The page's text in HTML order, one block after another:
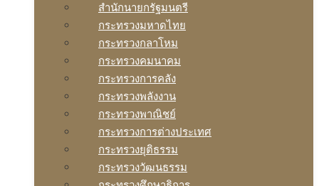
สํานักนายกรัฐมนตรี
กระทรวงมหาดไทย
กระทรวงกลาโหม
กระทรวงคมนาคม
กระทรวงการคลัง
กระทรวงพลังงาน
กระทรวงพาณิชย์
กระทรวงการต่างประเทศ
กระทรวงยุติธรรม
กระทรวงวัฒนธรรม